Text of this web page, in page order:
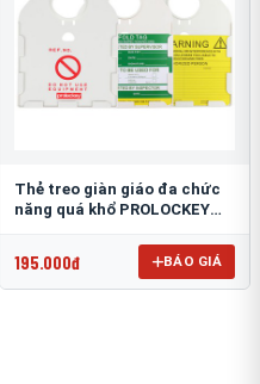
Thẻ treo giàn giáo đa chức
năng quá khổ PROLOCKEY
195.000đ BÁO GIÁ